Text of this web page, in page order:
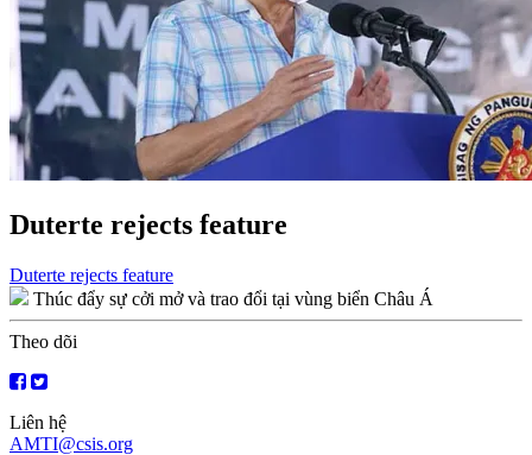
Duterte rejects feature
Điều
hướng
bài
viết
Duterte rejects feature
Thúc đẩy sự cởi mở và trao đổi tại vùng biển Châu Á
Theo dõi
Liên hệ
AMTI@csis.org